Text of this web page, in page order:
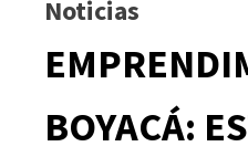
Noticias
BOYACÁ: